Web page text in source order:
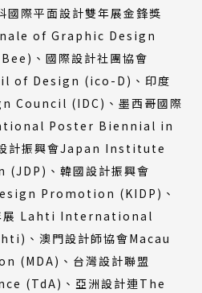
際平面設計雙年展金鋒獎
of Graphic Design
、國際設計社團協會
of Design (ico-D)、印度
Council (IDC)、墨西哥國際
Poster Biennial in
計振興會Japan Institute
、韓國設計振興會
Promotion (KIDP)、
展 Lahti International
、澳門設計師協會Macau
(MDA)、台灣設計聯盟
(TdA)、亞洲設計連The